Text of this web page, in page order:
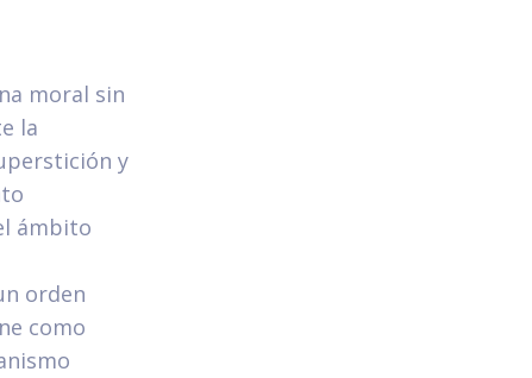
moral sin
la
y
ámbito
orden
como